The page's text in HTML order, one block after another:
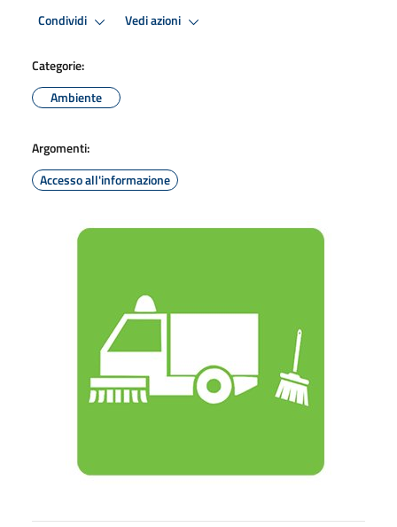
Condividi Vedi azioni
Categorie:
Ambiente
Argomenti:
Accesso all'informazione